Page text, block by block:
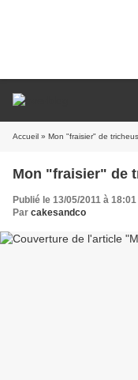
Accueil » Mon "fraisier" de
Mon "fraisier" de
Publié le 13/05/2011 à 18:01
Par cakesandco